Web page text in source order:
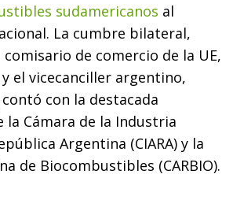
sudamericanos al
La cumbre bilateral,
de comercio de la UE,
el vicecanciller argentino,
con la destacada
Cámara de la Industria
Argentina (CIARA) y la
de Biocombustibles (CARBIO).